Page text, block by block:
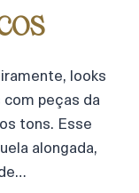
looks
peças da
tons. Esse
alongada,